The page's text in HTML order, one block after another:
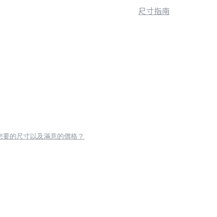
尺寸指南
要的尺寸以及滿意的價格？